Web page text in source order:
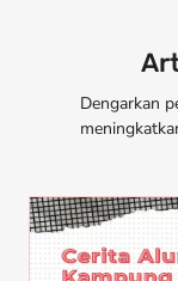
Dengarkan